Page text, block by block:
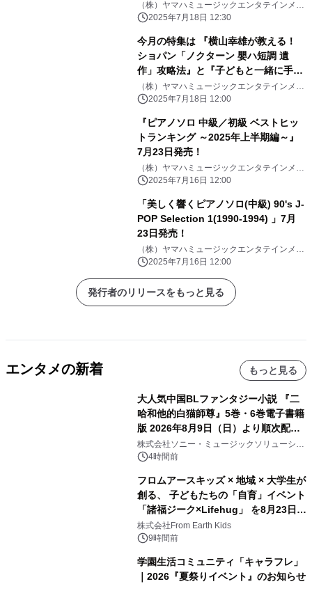
（株）ヤマハミュージックエンタテインメン
トHD2025年7月18日 12:30
今月の特集は 『横山幸雄が教える！
ショパン「ノクターン 嬰ハ短調 遺
作」攻略法』と『子どもと一緒に手作
り楽器で遊ぼう！』「月刊ピアノ
2025年8月号」 2025年7月18日発売
（株）ヤマハミュージックエンタテインメン
トHD2025年7月18日 12:00
『ピアノソロ 中級／初級 ベストヒッ
トランキング ～2025年上半期編～』
7月23日発売！
（株）ヤマハミュージックエンタテインメン
トHD2025年7月16日 12:00
「美しく響くピアノソロ(中級) 90's J-
POP Selection 1(1990-1994) 」7月
23日発売！
（株）ヤマハミュージックエンタテインメン
トHD2025年7月16日 12:00
発行者のリリースをもっと見る
エンタメの新着 もっと見る
大人気中国BLファンタジー小説 『二
哈和他的白猫師尊』5巻・6巻電子書籍
版 2026年8月9日（日）より順次配信
開始
株式会社ソニー・ミュージックソリューショ
ンズ4時間前
フロムアースキッズ × 地域 × 大学生が
創る、 子どもたちの「自育」イベント
「諸福ジーク×Lifehug」 を8月23日
(日)開催
株式会社From Earth Kids
9時間前
学園生活コミュニティ「キャラフレ」
｜2026『夏祭りイベント』のお知らせ